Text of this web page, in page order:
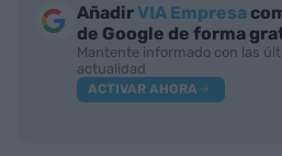
AñadirVIA Empresa
de Google de forma
Mantente informado con las
actualidad
ACTIVAR AHORA